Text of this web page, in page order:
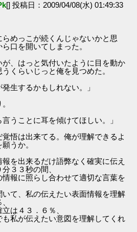
[] 投稿日：2009/04/08(水) 01:49:33
めっこが続くんじゃないかと思
口を開いてしまった。
、はっと気付いたように目を動か
くらいじっと俺を見つめた。
発生するかもしれない。」
言うことに耳を傾けてほしい。」
悟は出来てる。俺が理解できるよ
うか。
報を出来るだけ語弊なく確実に伝え
３３秒の間、
報に照らし合わせて適切な言葉を
て、私の伝えたい表面情報を理解
は４３．６％、
私が伝えたい意図を理解してくれ